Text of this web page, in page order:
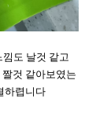
도 날것 같고
것 같아보였는
하렵니다